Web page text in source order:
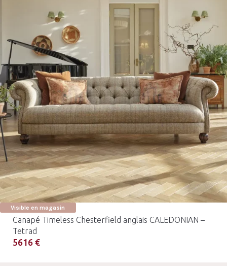
Visible en magasin
Canapé Timeless Chesterfield anglais CALEDONIAN –
Tetrad
5616 €